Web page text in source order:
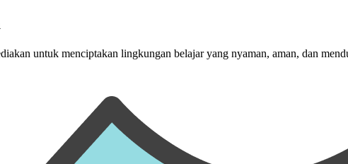
untuk menciptakan lingkungan belajar yang nyaman, aman, dan